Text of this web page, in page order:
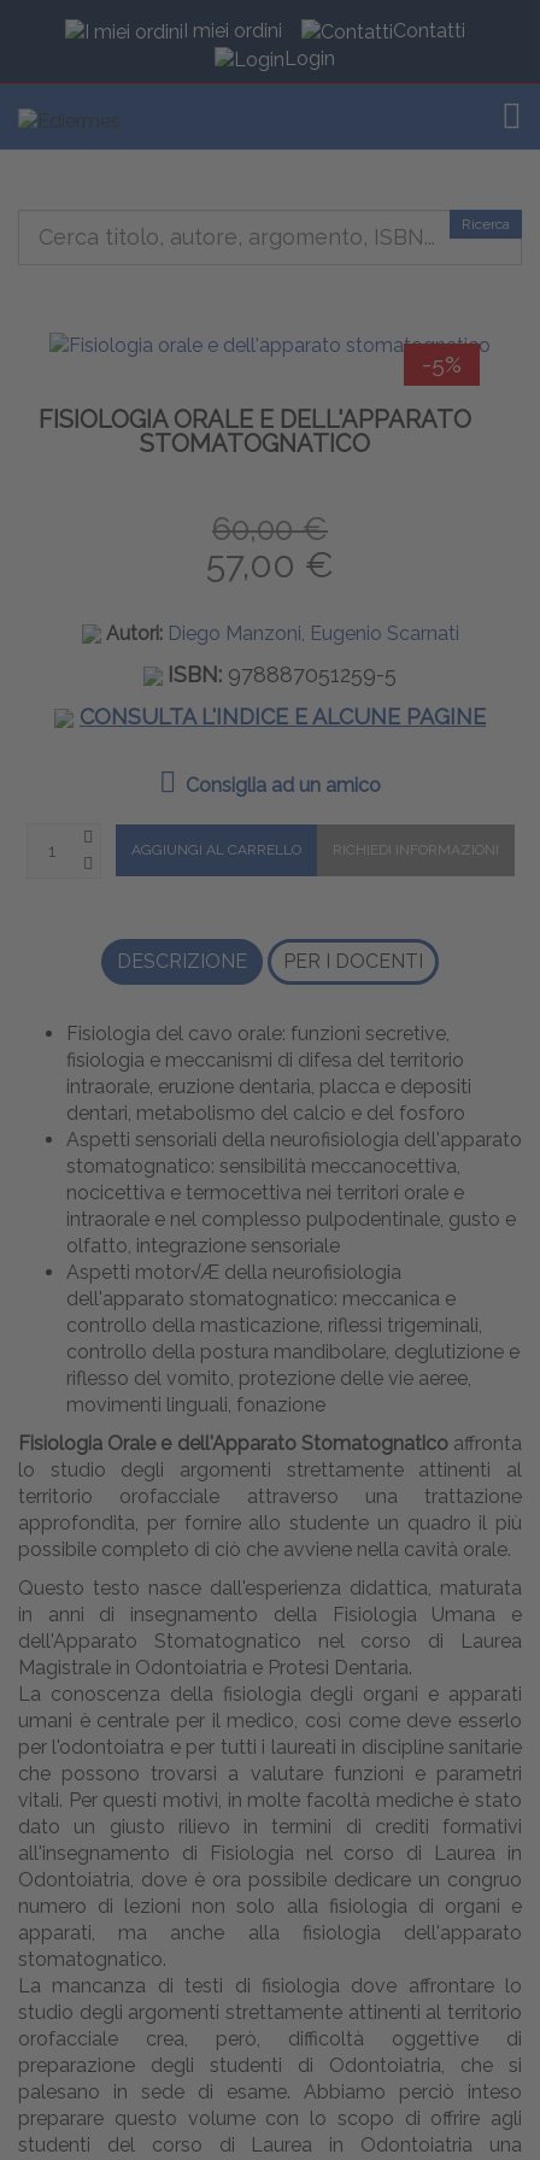
I miei ordini
Contatti
Login
Ricerca
-5%
FISIOLOGIA ORALE E DELL'APPARATO
STOMATOGNATICO
60,00 €
57,00 €
Autori: Diego Manzoni, Eugenio Scarnati
ISBN: 978887051259-5
CONSULTA L'INDICE E ALCUNE PAGINE
Consiglia ad un amico
DESCRIZIONE PER I DOCENTI
Fisiologia del cavo orale: funzioni secretive,
fisiologia e meccanismi di difesa del territorio
intraorale, eruzione dentaria, placca e depositi
dentari, metabolismo del calcio e del fosforo
Aspetti sensoriali della neurofisiologia dell'apparato
stomatognatico: sensibilità meccanocettiva,
nocicettiva e termocettiva nei territori orale e
intraorale e nel complesso pulpodentinale, gusto e
olfatto, integrazione sensoriale
Aspetti motor√Æ della neurofisiologia
dell'apparato stomatognatico: meccanica e
controllo della masticazione, riflessi trigeminali,
controllo della postura mandibolare, deglutizione e
riflesso del vomito, protezione delle vie aeree,
movimenti linguali, fonazione
Fisiologia Orale e dell'Apparato Stomatognaticoaffronta
lo studio degli argomenti strettamente attinenti al
territorio orofacciale attraverso una trattazione
approfondita, per fornire allo studente un quadro il più
possibile completo di ciò che avviene nella cavità orale.
Questo testo nasce dall'esperienza didattica, maturata
in anni di insegnamento della Fisiologia Umana e
dell'Apparato Stomatognatico nel corso di Laurea
Magistrale in Odontoiatria e Protesi Dentaria.
La conoscenza della fisiologia degli organi e apparati
umani è centrale per il medico, così come deve esserlo
per l'odontoiatra e per tutti i laureati in discipline sanitarie
che possono trovarsi a valutare funzioni e parametri
vitali. Per questi motivi, in molte facoltà mediche è stato
dato un giusto rilievo in termini di crediti formativi
all'insegnamento di Fisiologia nel corso di Laurea in
Odontoiatria, dove è ora possibile dedicare un congruo
numero di lezioni non solo alla fisiologia di organi e
apparati, ma anche alla fisiologia dell'apparato
stomatognatico.
La mancanza di testi di fisiologia dove affrontare lo
studio degli argomenti strettamente attinenti al territorio
orofacciale crea, però, difficoltà oggettive di
preparazione degli studenti di Odontoiatria, che si
palesano in sede di esame. Abbiamo perciò inteso
preparare questo volume con lo scopo di offrire agli
studenti del corso di Laurea in Odontoiatria una